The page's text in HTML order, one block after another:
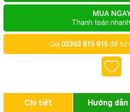
MUA
Thanh toán
Gọi 02363 815 915 để tư
Chi tiết Hướng dẫn